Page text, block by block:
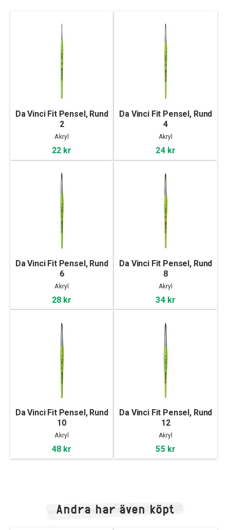
Da Vinci Fit Pensel, Rund
2
Akryl
22 kr
Da Vinci Fit Pensel, Rund
4
Akryl
24 kr
Da Vinci Fit Pensel, Rund
6
Akryl
28 kr
Da Vinci Fit Pensel, Rund
8
Akryl
34 kr
Da Vinci Fit Pensel, Rund
10
Akryl
48 kr
Da Vinci Fit Pensel, Rund
12
Akryl
55 kr
Andra har även köpt